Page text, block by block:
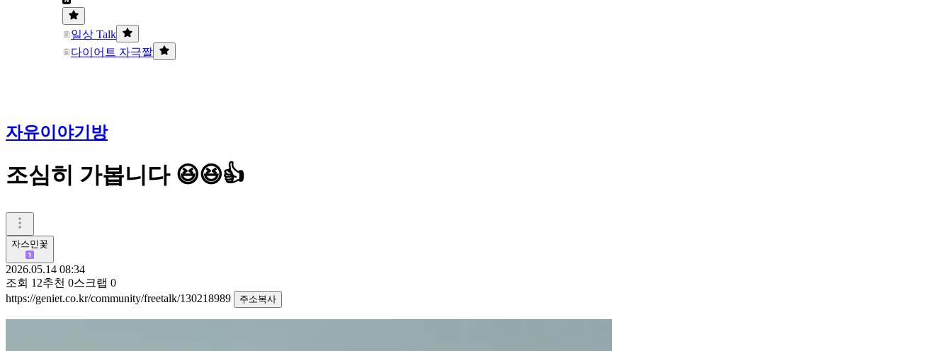
일상 Talk
다이어트 자극짤
자유이야기방
조심히 가봅니다 😆😆👍
자스민꽃
2026.05.14 08:34
조회 12추천 0스크랩 0
https://geniet.co.kr/community/freetalk/130218989
주소복사